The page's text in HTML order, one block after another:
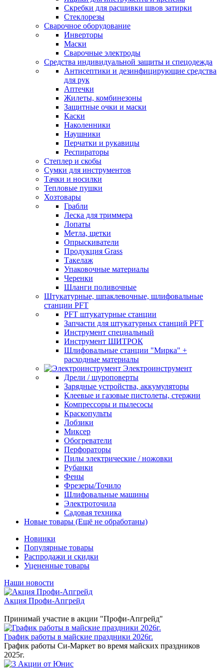
Скребки для расшивки швов затирки
Стеклорезы
Сварочное оборудование
Инверторы
Маски
Сварочные электроды
Средства индивидуальной защиты и спецодежда
Антисептики и дезинфицирующие средства
для рук
Аптечки
Жилеты, комбинезоны
Защитные очки и маски
Каски
Наколенники
Наушники
Перчатки и рукавицы
Респираторы
Степлер и скобы
Сумки для инструментов
Тачки и носилки
Тепловые пушки
Хозтовары
Грабли
Леска для триммера
Лопаты
Метла, щетки
Опрыскиватели
Продукция Grass
Такелаж
Упаковочные материалы
Черенки
Шланги поливочные
Штукатурные, шпаклевочные, шлифовальные
станции PFT
PFT штукатурные станции
Запчасти для штукатурных станций PFT
Инструмент специальный
Инструмент ШИТРОК
Шлифовальные станции "Мирка" +
расходные материалы
Электроинструмент
Дрели / шуроповерты
Зарядные устройства, аккумуляторы
Клеевые и газовые пистолеты, стержни
Компрессоры и пылесосы
Краскопульты
Лобзики
Миксер
Обогреватели
Перфораторы
Пилы электрические / ножовки
Рубанки
Фены
Фрезеры/Точило
Шлифовальные машины
Электроточила
Садовая техника
Новые товары (Ещё не обработаны)
Новинки
Популярные товары
Распродажи и скидки
Уцененные товары
Наши новости
Акция Профи-Апгрейд
Принимай участие в акции "Профи-Апгрейд"
График работы в майские праздники 2026г.
График работы Си-Маркет во время майских праздников
2025г.